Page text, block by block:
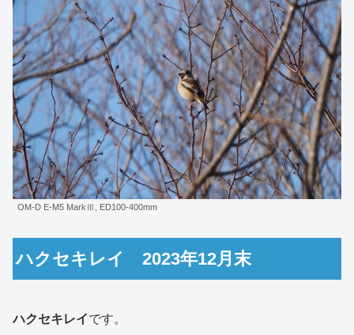
OM-D E-M5 MarkⅢ, ED100-400mm
ハクセキレイ 2023年12月末
ハクセキレイです。